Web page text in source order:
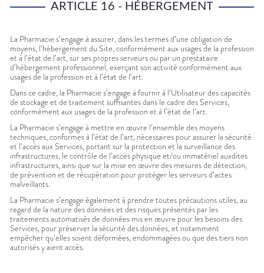
ARTICLE 16 - HÉBERGEMENT
La Pharmacie s’engage à assurer, dans les termes d’une obligation de
moyens, l’hébergement du Site, conformément aux usages de la profession
et à l’état de l’art, sur ses propres serveurs ou par un prestataire
d’hébergement professionnel, exerçant son activité conformément aux
usages de la profession et à l’état de l’art.
Dans ce cadre, la Pharmacie s’engage à fournir à l’Utilisateur des capacités
de stockage et de traitement suffisantes dans le cadre des Services,
conformément aux usages de la profession et à l’état de l’art.
La Pharmacie s’engage à mettre en œuvre l’ensemble des moyens
techniques, conformes à l’état de l’art, nécessaires pour assurer la sécurité
et l’accès aux Services, portant sur la protection et la surveillance des
infrastructures, le contrôle de l’accès physique et/ou immatériel auxdites
infrastructures, ainsi que sur la mise en œuvre des mesures de détection,
de prévention et de récupération pour protéger les serveurs d’actes
malveillants.
La Pharmacie s’engage également à prendre toutes précautions utiles, au
regard de la nature des données et des risques présentés par les
traitements automatisés de données mis en œuvre pour les besoins des
Services, pour préserver la sécurité des données, et notamment
empêcher qu’elles soient déformées, endommagées ou que des tiers non
autorisés y aient accès.